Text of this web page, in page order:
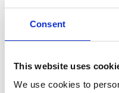
Consent
This website uses
We use cookies to
Max såg/kapkapacitet
(mm) 90°/45°
Varvtal (min-1)
Vibrationstolerans K-